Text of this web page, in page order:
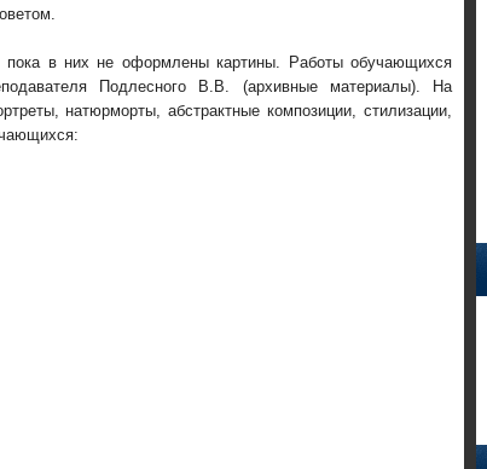
в них не оформлены картины. Работы обучающихся
Подлесного В.В. (архивные материалы). На
натюрморты, абстрактные композиции, стилизации,